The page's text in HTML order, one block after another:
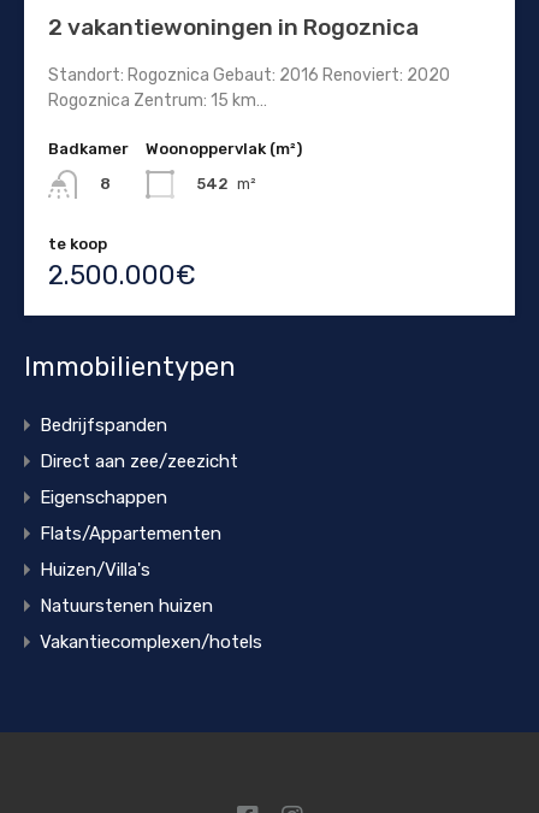
2 vakantiewoningen in Rogoznica
Standort: Rogoznica Gebaut: 2016 Renoviert: 2020
Rogoznica Zentrum: 15 km…
Badkamer
8
Woonoppervlak (m²)
542 m²
te koop
2.500.000€
Immobilientypen
Bedrijfspanden
Direct aan zee/zeezicht
Eigenschappen
Flats/Appartementen
Huizen/Villa's
Natuurstenen huizen
Vakantiecomplexen/hotels